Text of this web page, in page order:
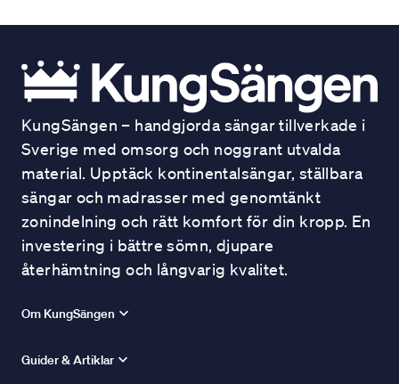
KungSängen – handgjorda sängar tillverkade i
Sverige med omsorg och noggrant utvalda
material. Upptäck kontinentalsängar, ställbara
sängar och madrasser med genomtänkt
zonindelning och rätt komfort för din kropp. En
investering i bättre sömn, djupare
återhämtning och långvarig kvalitet.
Om KungSängen
Guider & Artiklar